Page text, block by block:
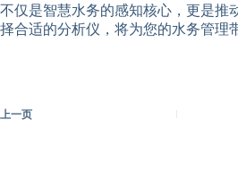
不仅是智慧水务的感知核心，更是推
择合适的分析仪，将为您的水务管理
上一页